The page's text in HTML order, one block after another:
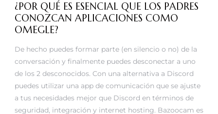
¿POR QUÉ ES ESENCIAL QUE LOS PADRES
CONOZCAN APLICACIONES COMO
OMEGLE?
De hecho puedes formar parte (en silencio o no) de la
conversación y finalmente puedes desconectar a uno
de los 2 desconocidos. Con una alternativa a Discord
puedes utilizar una app de comunicación que se ajuste
a tus necesidades mejor que Discord en términos de
seguridad, integración y internet hosting. Bazoocam es